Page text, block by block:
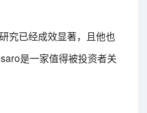
究已经成效显著，且他也
是一家值得被投资者关